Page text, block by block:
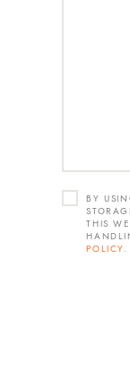
BY
THIS
POLICY.